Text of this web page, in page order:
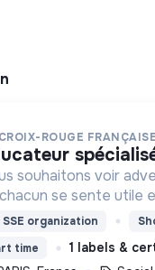
ROUGE FRANÇAISE
souhaitons voir
se sente utile
cela, nous
à tous.
SSE organization
time
1 labels &